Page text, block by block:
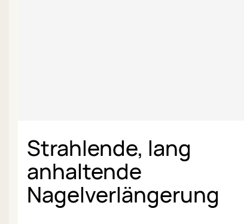
Strahlende, lang
anhaltende
Nagelverlängerung